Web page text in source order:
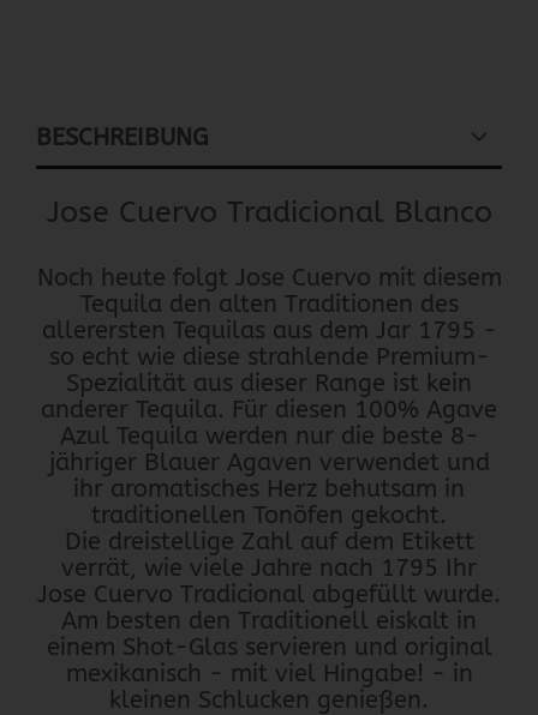
BESCHREIBUNG
Jose Cuervo Tradicional Blanco
Noch heute folgt Jose Cuervo mit diesem
Tequila den alten Traditionen des
allerersten Tequilas aus dem Jar 1795 -
so echt wie diese strahlende Premium-
Spezialität aus dieser Range ist kein
anderer Tequila. Für diesen 100% Agave
Azul Tequila werden nur die beste 8-
jähriger Blauer Agaven verwendet und
ihr aromatisches Herz behutsam in
traditionellen Tonöfen gekocht.
Die dreistellige Zahl auf dem Etikett
verrät, wie viele Jahre nach 1795 Ihr
Jose Cuervo Tradicional abgefüllt wurde.
Am besten den Traditionell eiskalt in
einem Shot-Glas servieren und original
mexikanisch - mit viel Hingabe! - in
kleinen Schlucken genießen.